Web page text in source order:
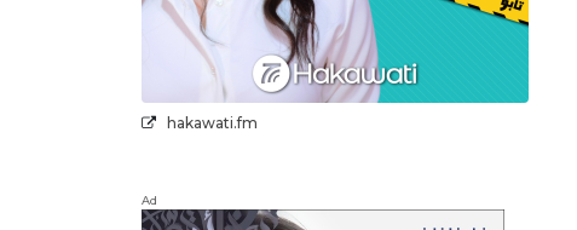
hakawati.fm
Ad